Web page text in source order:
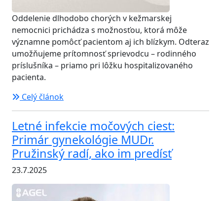
Oddelenie dlhodobo chorých v kežmarskej
nemocnici prichádza s možnosťou, ktorá môže
významne pomôcť pacientom aj ich blízkym. Odteraz
umožňujeme prítomnosť sprievodcu – rodinného
príslušníka – priamo pri lôžku hospitalizovaného
pacienta.
Celý článok
Letné infekcie močových ciest:
Primár gynekológie MUDr.
Pružinský radí, ako im predísť
23.7.2025